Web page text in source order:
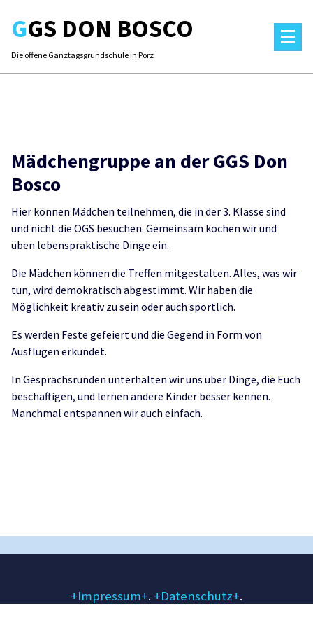
contentGGS DON BOSCO
Die offene Ganztagsgrundschule in Porz
Mädchengruppe an der GGS Don
Bosco
Hier können Mädchen teilnehmen, die in der 3. Klasse sind
und nicht die OGS besuchen. Gemeinsam kochen wir und
üben lebenspraktische Dinge ein.
Die Mädchen können die Treffen mitgestalten. Alles, was wir
tun, wird demokratisch abgestimmt. Wir haben die
Möglichkeit kreativ zu sein oder auch sportlich.
Es werden Feste gefeiert und die Gegend in Form von
Ausflügen erkundet.
In Gesprächsrunden unterhalten wir uns über Dinge, die Euch
beschäftigen, und lernen andere Kinder besser kennen.
Manchmal entspannen wir auch einfach.
+Impressum+. +Datenschutz+.